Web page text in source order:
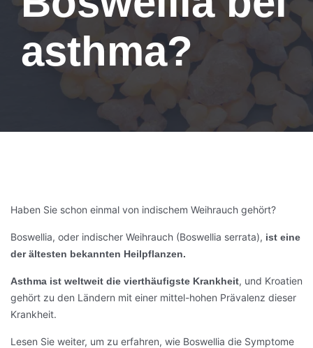
asthma?
Haben Sie schon einmal von indischem Weihrauch gehört?
Boswellia, oder indischer Weihrauch (Boswellia serrata), ist eine
der ältesten bekannten Heilpflanzen.
Asthma ist weltweit die vierthäufigste Krankheit, und Kroatien
gehört zu den Ländern mit einer mittel-hohen Prävalenz dieser
Krankheit.
Lesen Sie weiter, um zu erfahren, wie Boswellia die Symptome